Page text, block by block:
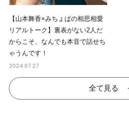
【山本舞香×みちょぱの相思相愛
リアルトーク】裏表がない2人だ
からこそ、なんでも本音で話せち
ゃうんです！
2024.07.27
全て見る